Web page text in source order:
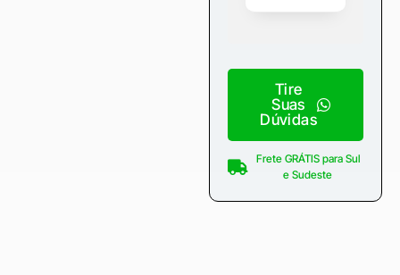
Tire
Suas
Dúvidas
Frete GRÁTIS para Sul
e Sudeste